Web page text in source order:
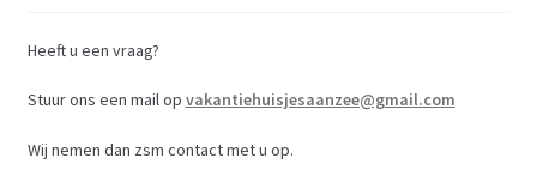
Heeft u een vraag?
Stuur ons een mail op vakantiehuisjesaanzee@gmail.com
Wij nemen dan zsm contact met u op.